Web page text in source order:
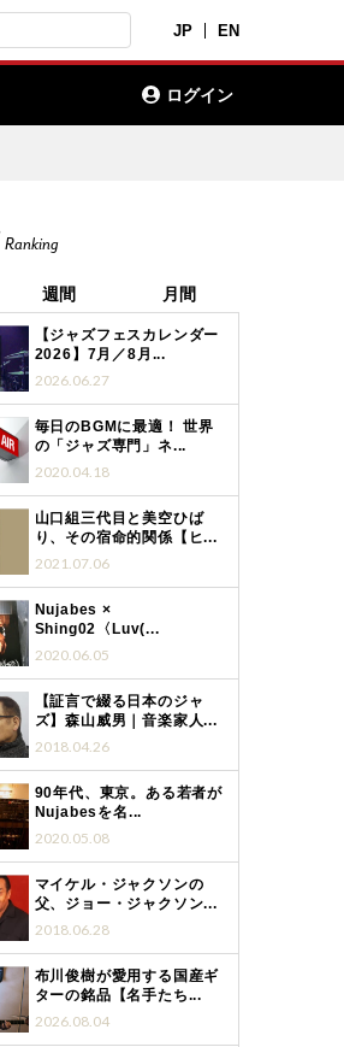
JP EN
ログイン
Ranking
週間 月間
【ジャズフェスカレンダー
2026】7月／8月...
2026.06.27
毎日のBGMに最適！ 世界
の「ジャズ専門」ネ...
2020.04.18
山口組三代目と美空ひば
り、その宿命的関係【ヒ...
2021.07.06
Nujabes ×
Shing02〈Luv(...
2020.06.05
【証言で綴る日本のジャ
ズ】森山威男｜音楽家人...
2018.04.26
90年代、東京。ある若者が
Nujabesを名...
2020.05.08
マイケル・ジャクソンの
父、ジョー・ジャクソン...
2018.06.28
布川俊樹が愛用する国産ギ
ターの銘品【名手たち...
2026.08.04